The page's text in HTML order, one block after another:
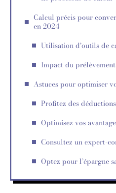
Calcul précis pour
en 2024
Utilisation d’outils de
Impact du
Astuces pour optimiser
Profitez des
Optimisez vos
Consultez un expert-
Optez pour l’épargne